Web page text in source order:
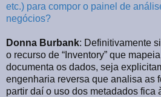
etc.) para compor o painel de
negócios?
Donna Burbank: Definitivamente
o recurso de “Inventory” que
documenta os dados, seja
engenharia reversa que analisa as
partir daí o uso dos metadados fica